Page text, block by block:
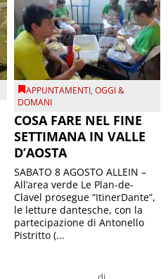
APPUNTAMENTI,OGGI &
DOMANI
COSA FARE NEL FINE
SETTIMANA IN VALLE
D’AOSTA
SABATO 8 AGOSTO ALLEIN –
All’area verde Le Plan-de-
Clavel prosegue “ItinerDante”,
le letture dantesche, con la
partecipazione di Antonello
Pistritto (...